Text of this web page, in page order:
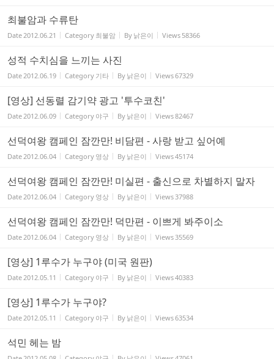
최불암과 수류탄
Date2012.06.21 Category 최불암 By 낡은이 Views 58366
성적 수치심을 느끼는 사진
Date2012.06.19 Category 기타 By 낡은이 Views67329
[영상] 선동렬 감기약 광고 '투수코친'
Date2012.06.09 Category 야구 By 낡은이 Views82467
선덕여왕 캠페인 잠깐만! 비담편 - 사랑 받고 싶어예
Date2012.06.04 Category 영상 By 낡은이 Views45174
선덕여왕 캠페인 잠깐만! 미실편 - 출신으로 차별하지 말자
Date2012.06.04 Category 영상 By 낡은이 Views37988
선덕여왕 캠페인 잠깐만! 덕만편 - 이쁘게 봐주이소
Date2012.06.04 Category 영상 By 낡은이 Views35569
[영상] 1루수가 누구야 (미국 원판)
Date2012.05.11 Category 야구 By 낡은이 Views40383
[영상] 1루수가 누구야?
Date2012.05.11 Category 야구 By 낡은이 Views63534
석민 헤는 밤